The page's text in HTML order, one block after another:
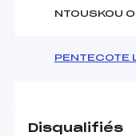
NTOUSKOU
PENTECOTE
Disqualifiés